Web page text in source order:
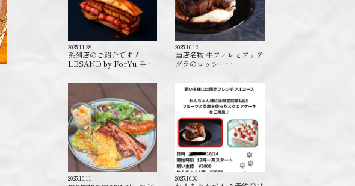
2025.11.28
系列店のご紹介です！
LESAND by ForYu 手…
2025.10.12
当店名物 牛フィレとフォア
グラのロッシー…
2025.10.11 2025.10.03